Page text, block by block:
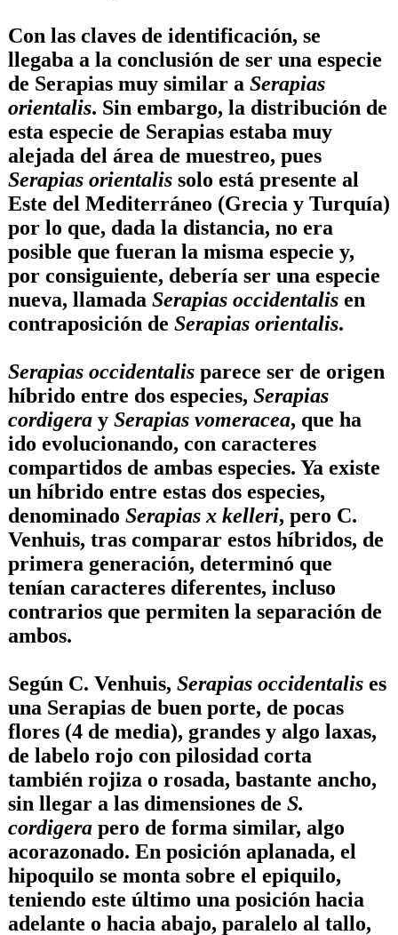
Con las claves de identificación, se
llegaba a la conclusión de ser una especie
de Serapias muy similar a Serapias
orientalis. Sin embargo, la distribución de
esta especie de Serapias estaba muy
alejada del área de muestreo, pues
Serapias orientalis solo está presente al
Este del Mediterráneo (Grecia y Turquía)
por lo que, dada la distancia, no era
posible que fueran la misma especie y,
por consiguiente, debería ser una especie
nueva, llamada Serapias occidentalis en
contraposición de Serapias orientalis.
Serapias occidentalis parece ser de origen
híbrido entre dos especies, Serapias
cordigera y Serapias vomeracea, que ha
ido evolucionando, con caracteres
compartidos de ambas especies. Ya existe
un híbrido entre estas dos especies,
denominado Serapias x kelleri, pero C.
Venhuis, tras comparar estos híbridos, de
primera generación, determinó que
tenían caracteres diferentes, incluso
contrarios que permiten la separación de
ambos.
Según C. Venhuis, Serapias occidentalis es
una Serapias de buen porte, de pocas
flores (4 de media), grandes y algo laxas,
de labelo rojo con pilosidad corta
también rojiza o rosada, bastante ancho,
sin llegar a las dimensiones de S.
cordigera pero de forma similar, algo
acorazonado. En posición aplanada, el
hipoquilo se monta sobre el epiquilo,
teniendo este último una posición hacia
adelante o hacia abajo, paralelo al tallo,